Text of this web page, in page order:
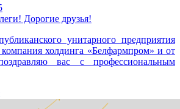
Дорогие друзья!
унитарного предприятия
холдинга «Белфармпром» и от
вас с профессиональным